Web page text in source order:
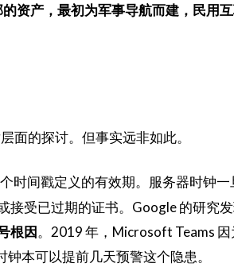
资产，最初为军事导航而建，民用
面的探讨。但事实远非如此。
时间戳定义的有效期。服务器时钟一
接受已过期的证书。Google 的研究
根因。2019 年，Microsoft Teams
本可以提前几天预警这个隐患。